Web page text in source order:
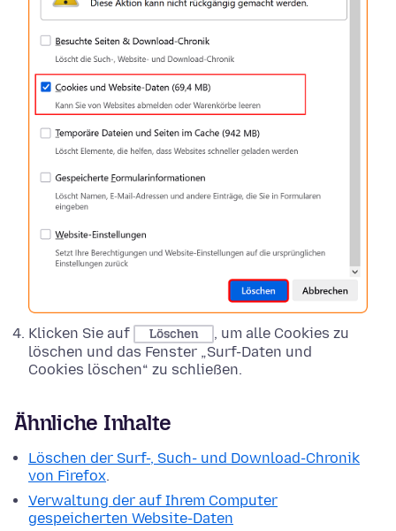
Klicken Sie auf Löschen
, um alle Cookies zu
löschen und das Fenster „Surf-Daten und
Cookies löschen“ zu schließen.
Ähnliche Inhalte
Löschen der Surf-, Such- und Download-Chronik
von Firefox.
Verwaltung der auf Ihrem Computer
gespeicherten Website-Daten